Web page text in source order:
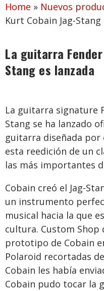
Home » Nuevos
Kurt Cobain Jag-Stang
La guitarra
Stang es lanzada
La guitarra signature
Stang se ha lanzado
guitarra diseñada
esta reedición de un
las más importantes
Cobain creó el Jag-
un instrumento
musical hacia la que
cultura. Custom Shop
prototipo de Cobain
Polaroid recortadas
Cobain les había
Cobain pudo tocar la